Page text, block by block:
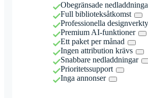
Obegränsade
Full biblioteksåtkomst
Professionella
Premium AI-funktioner
Ett paket per månad
Ingen attribution krävs
Snabbare nedladdningar
Prioritetssupport
Inga annonser